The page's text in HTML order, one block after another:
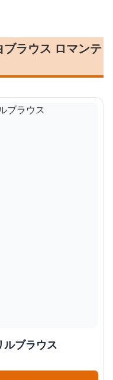
ラウス ロマンテ
ルブラウス